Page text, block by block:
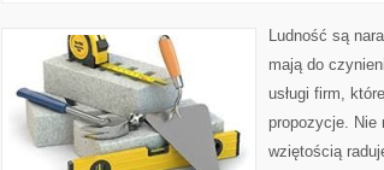
Ludność są
mają do
usługi firm,
propozycje. Nie
wziętością